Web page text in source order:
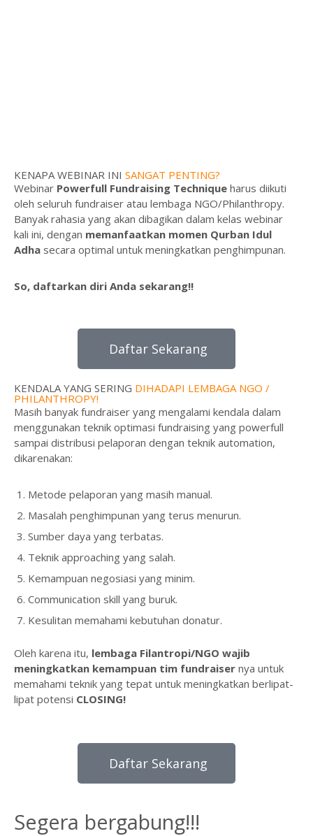
KENAPA WEBINAR INI SANGAT PENTING?
Webinar Powerfull Fundraising Technique harus diikuti
oleh seluruh fundraiser atau lembaga NGO/Philanthropy.
Banyak rahasia yang akan dibagikan dalam kelas webinar
kali ini, dengan memanfaatkan momen Qurban Idul
Adha secara optimal untuk meningkatkan penghimpunan.
So, daftarkan diri Anda sekarang!!
Daftar Sekarang
KENDALA YANG SERING DIHADAPI LEMBAGA NGO /
PHILANTHROPY!
Masih banyak fundraiser yang mengalami kendala dalam
menggunakan teknik optimasi fundraising yang powerfull
sampai distribusi pelaporan dengan teknik automation,
dikarenakan:
Metode pelaporan yang masih manual.
Masalah penghimpunan yang terus menurun.
Sumber daya yang terbatas.
Teknik approaching yang salah.
Kemampuan negosiasi yang minim.
Communication skill yang buruk.
Kesulitan memahami kebutuhan donatur.
Oleh karena itu, lembaga Filantropi/NGO wajib
meningkatkan kemampuan tim fundraiser nya untuk
memahami teknik yang tepat untuk meningkatkan berlipat-
lipat potensi CLOSING!
Daftar Sekarang
Segera bergabung!!!